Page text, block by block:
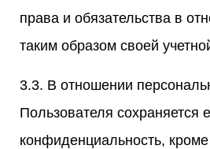
права и обязательства в
таким образом своей
3.3. В отношении
Пользователя сохраняется
конфиденциальность,